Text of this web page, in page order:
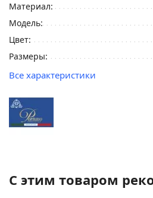
Материал:
Модель:
Цвет:
Размеры:
Все характеристики
С этим товаром